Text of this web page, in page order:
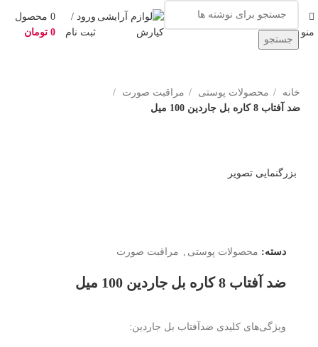
منو
جستجو
ورود /
ثبت نام
0 محصول
0 تومان
خانه محصولات پوستی
مراقبت صورت
ضد آفتاب 8 کاره بل جاردین 100 میل
بزرگنمایی تصویر
دسته: محصولات پوستی مراقبت صورت
ضد آفتاب 8 کاره بل جاردین 100 میل
ویژگی‌های کلیدی ضدآفتاب بل جاردین: